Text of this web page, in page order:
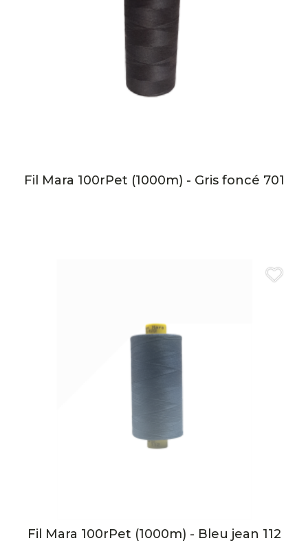
Fil Mara 100rPet (1000m) - Gris foncé 701
Fil Mara 100rPet (1000m) - Bleu jean 112